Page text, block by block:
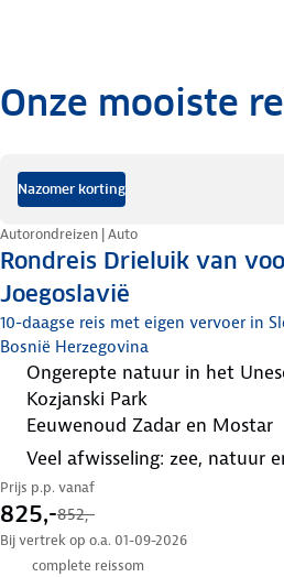
.Onze mooiste
Nazomer korting
Rondreis Drieluik van
Joegoslavië
Autorondreizen | Auto
10-daagse reis met eigen vervoer in
Bosnië Herzegovina
ongerepte natuur in het Unesco Nationaal
Kozjanski Park
eeuwenoud Zadar en Mostar
veel afwisseling: zee, natuur
Prijs p.p. vanaf
825,-852,-
Bij vertrek op o.a. 01-09-2026
complete reissom